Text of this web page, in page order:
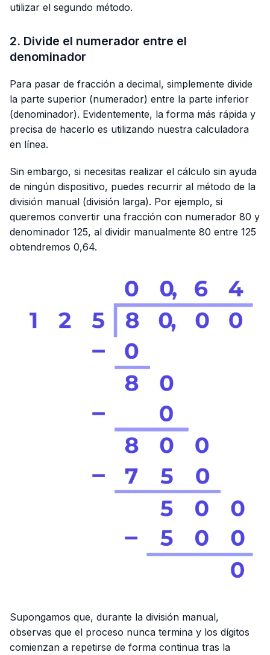
utilizar el segundo método.
2. Divide el numerador entre el
denominador
Para pasar de fracción a decimal, simplemente divide
la parte superior (numerador) entre la parte inferior
(denominador). Evidentemente, la forma más rápida y
precisa de hacerlo es utilizando nuestra calculadora
en línea.
Sin embargo, si necesitas realizar el cálculo sin ayuda
de ningún dispositivo, puedes recurrir al método de la
división manual (división larga). Por ejemplo, si
queremos convertir una fracción con numerador 80 y
denominador 125, al dividir manualmente 80 entre 125
obtendremos 0,64.
Supongamos que, durante la división manual,
observas que el proceso nunca termina y los dígitos
comienzan a repetirse de forma continua tras la